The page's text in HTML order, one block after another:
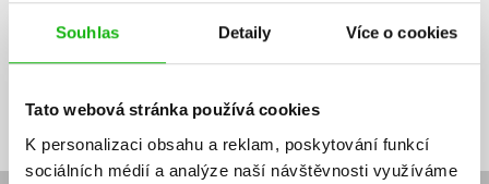
Souhlas Detaily Více o cookies
Tato webová stránka používá cookies
K personalizaci obsahu a reklam, poskytování funkcí
sociálních médií a analýze naší návštěvnosti využíváme
sleva, jaká běží soutěž o ceny? Přihlášením k odběru našich e-
souhlasíte se zpracováním osobních údajů
mailová
adresa
mailová
adresa
Vaše e-mailová adresa Přihlásit se